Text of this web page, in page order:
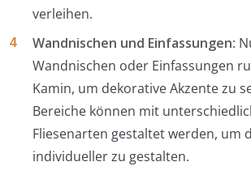
verleihen.
Wandnischen und Einfassungen:
Wandnischen oder Einfassungen
Kamin, um dekorative Akzente zu
Bereiche können mit
Fliesenarten gestaltet werden, um
individueller zu gestalten.